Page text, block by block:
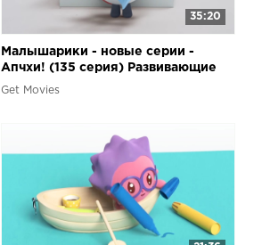
35:20
Малышарики - новые серии -
Апчхи! (135 серия) Развивающие
мультики для самых маленьких
Get Movies